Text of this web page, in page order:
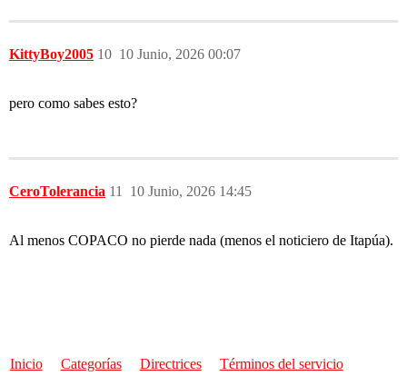
KittyBoy2005 10 Junio, 2026 00:07
10
pero como sabes esto?
CeroTolerancia 10 Junio, 2026 14:45
11
Al menos COPACO no pierde nada (menos el noticiero de Itapúa).
Inicio Categorías Directrices Términos del servicio